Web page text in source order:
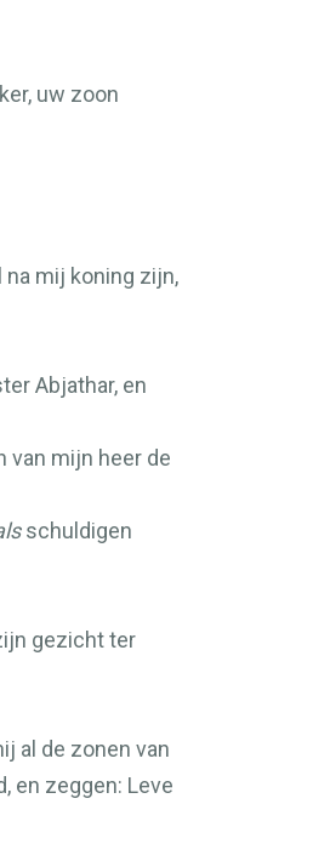
uw zoon
na mij koning zijn,
Abjathar, en
van mijn heer de
schuldigen
gezicht ter
al de zonen van
en zeggen: Leve